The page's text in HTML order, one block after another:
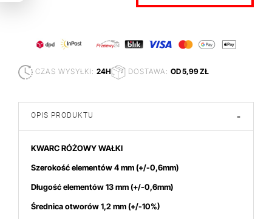
CZAS WYSYŁKI: 24H DOSTAWA: OD 5,99 ZŁ
OPIS PRODUKTU -
KWARC RÓŻOWY WAŁKI
Szerokość elementów 4mm(+/-0,6mm)
Długość elementów 13 mm (+/-0,6mm)
Średnica otworów 1,2 mm (+/-10%)